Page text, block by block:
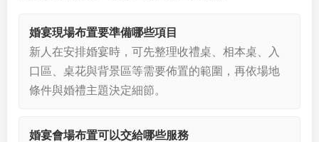
婚宴現場布置要準備哪些項目
新人在安排婚宴時，可先整理收禮桌、相本桌、入
口區、桌花與背景區等需要佈置的範圍，再依場地
條件與婚禮主題決定細節。
婚宴會場布置可以交給哪些服務